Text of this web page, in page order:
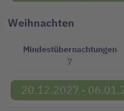
Weihnachten
Mindestübernachtungen
7
20.12.2027 -